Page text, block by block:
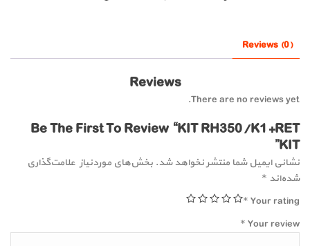
Reviews (0)
Reviews
There are no reviews yet.
Be The First To Review “KIT RH350/K1+RET
KIT”
نشانی ایمیل شما منتشر نخواهد شد. بخش‌های موردنیاز علامت‌گذاری
شده‌اند *
Your rating
*
Your review
*